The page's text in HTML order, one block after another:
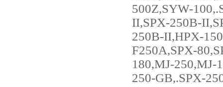
500Z,SYW-
II,SPX-250B-
250B-II,HPX-
F250A,SPX-
180,MJ-250,MJ-
250-GB,.SPX-